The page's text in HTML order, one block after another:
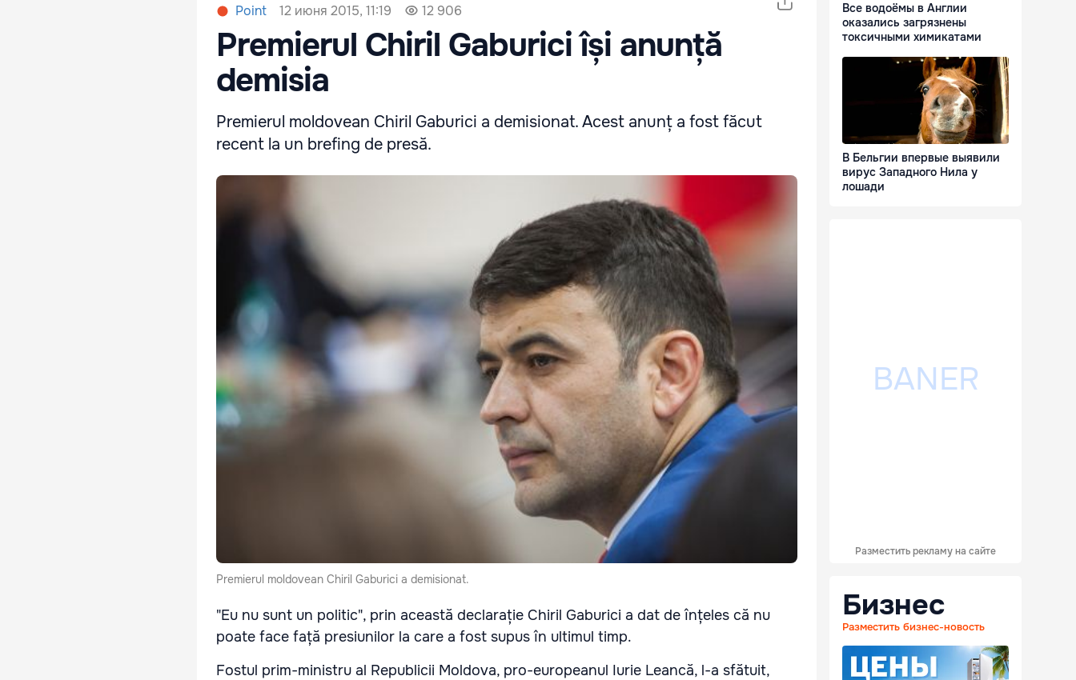
Point 12 июня 2015, 11:19 12 906
Premierul Chiril Gaburici își anunță
demisia
Premierul moldovean Chiril Gaburici a demisionat. Acest anunț a fost făcut
recent la un brefing de presă.
Premierul moldovean Chiril Gaburici a demisionat.
"Eu nu sunt un politic", prin această declarație Chiril Gaburici a dat de înțeles că nu
poate face față presiunilor la care a fost supus în ultimul timp.
Fostul prim-ministru al Republicii Moldova, pro-europeanul Iurie Leancă, l-a sfătuit,
Все водоёмы в Англии
оказались загрязнены
токсичными химикатами
В Бельгии впервые выявили
вирус Западного Нила у
лошади
Разместить рекламу на сайте
Бизнес
Разместить бизнес-новость